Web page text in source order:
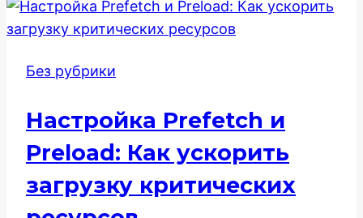
удобный
инструмент
земельных
участков
Без рубрики
Настройка Prefetch и
Preload: Как ускорить
загрузку критических